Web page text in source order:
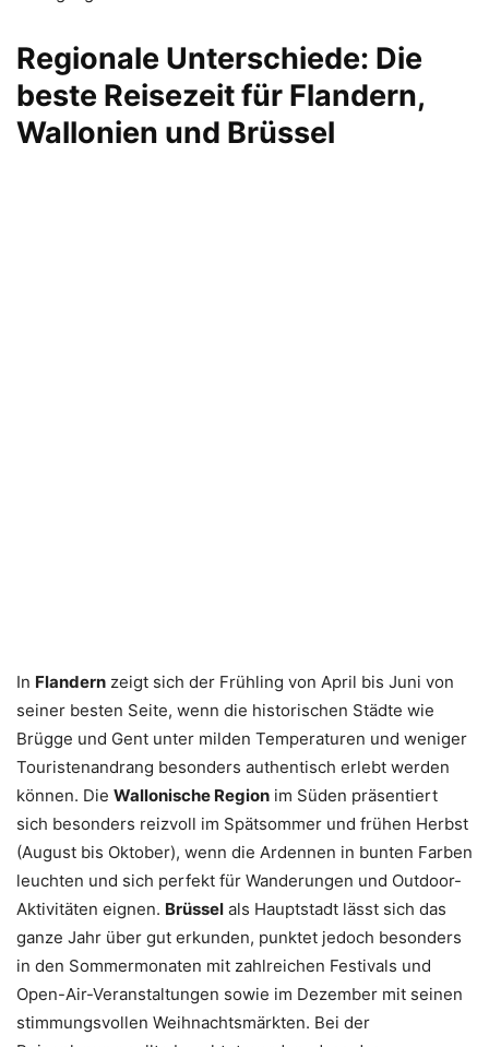
Regionale Unterschiede: Die
beste Reisezeit für Flandern,
Wallonien und Brüssel
In Flandern zeigt sich der Frühling von April bis Juni von
seiner besten Seite, wenn die historischen Städte wie
Brügge und Gent unter milden Temperaturen und weniger
Touristenandrang besonders authentisch erlebt werden
können. Die Wallonische Region im Süden präsentiert
sich besonders reizvoll im Spätsommer und frühen Herbst
(August bis Oktober), wenn die Ardennen in bunten Farben
leuchten und sich perfekt für Wanderungen und Outdoor-
Aktivitäten eignen. Brüssel als Hauptstadt lässt sich das
ganze Jahr über gut erkunden, punktet jedoch besonders
in den Sommermonaten mit zahlreichen Festivals und
Open-Air-Veranstaltungen sowie im Dezember mit seinen
stimmungsvollen Weihnachtsmärkten. Bei der